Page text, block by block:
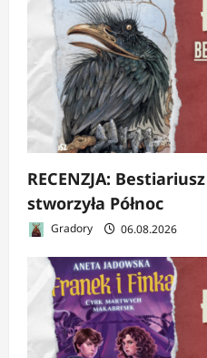
RECENZJA:
stworzyła Północ
Gradory 06.08.2026